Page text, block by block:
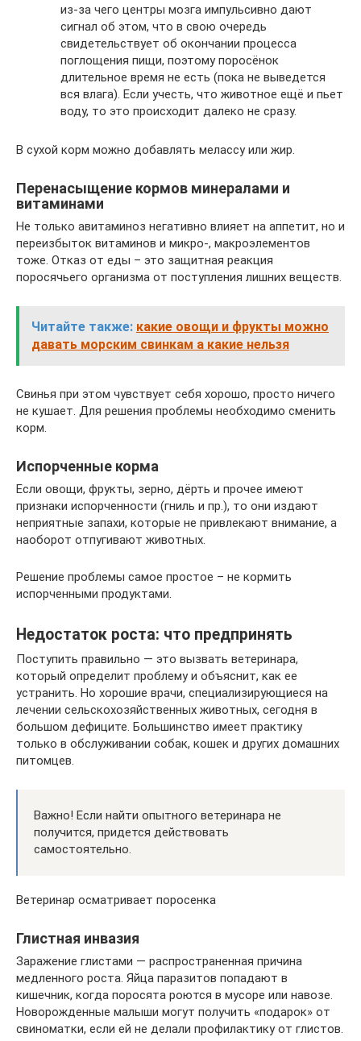
из-за чего центры мозга импульсивно дают
сигнал об этом, что в свою очередь
свидетельствует об окончании процесса
поглощения пищи, поэтому поросёнок
длительное время не есть (пока не выведется
вся влага). Если учесть, что животное ещё и пьет
воду, то это происходит далеко не сразу.
В сухой корм можно добавлять мелассу или жир.
Перенасыщение кормов минералами и
витаминами
Не только авитаминоз негативно влияет на аппетит, но и
переизбыток витаминов и микро-, макроэлементов
тоже. Отказ от еды – это защитная реакция
поросячьего организма от поступления лишних веществ.
Читайте также: какие овощи и фрукты можно
давать морским свинкам а какие нельзя
Свинья при этом чувствует себя хорошо, просто ничего
не кушает. Для решения проблемы необходимо сменить
корм.
Испорченные корма
Если овощи, фрукты, зерно, дёрть и прочее имеют
признаки испорченности (гниль и пр.), то они издают
неприятные запахи, которые не привлекают внимание, а
наоборот отпугивают животных.
Решение проблемы самое простое – не кормить
испорченными продуктами.
Недостаток роста: что предпринять
Поступить правильно — это вызвать ветеринара,
который определит проблему и объяснит, как ее
устранить. Но хорошие врачи, специализирующиеся на
лечении сельскохозяйственных животных, сегодня в
большом дефиците. Большинство имеет практику
только в обслуживании собак, кошек и других домашних
питомцев.
Важно! Если найти опытного ветеринара не
получится, придется действовать
самостоятельно.
Ветеринар осматривает поросенка
Глистная инвазия
Заражение глистами — распространенная причина
медленного роста. Яйца паразитов попадают в
кишечник, когда поросята роются в мусоре или навозе.
Новорожденные малыши могут получить «подарок» от
свиноматки, если ей не делали профилактику от глистов.